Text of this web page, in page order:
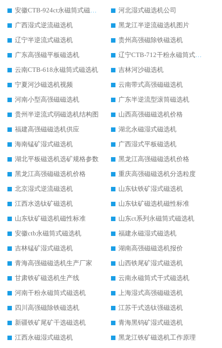
安徽CTB-924ct永磁筒式磁选机
河北湿式磁选机公司
广西湿式逆流磁选机
黑龙江半逆流磁选机图片
辽宁半逆流式磁选机
贵州高强磁除铁磁选机
广东高强磁平板磁选机
辽宁CTB-712干粉永磁筒式磁选机
云南CTB-618永磁筒式磁选机
吉林河沙磁选机
宁夏河沙磁选机视频
云南带式高强磁磁选机
河南小型高强磁磁选机
广东半逆流型滚筒磁选机
贵州半逆流式弱磁选机结构图
山西高强磁磁选机价格
福建高强磁磁选机供应
湖北永磁湿式磁选机
海南锰矿湿式磁选机
广西湿式平板磁选机
湖北平板磁选机选矿规格参数
黑龙江高强磁磁选机价格
黑龙江高强磁磁选机价格
重庆高强磁磁选机分选粒度
北京湿式逆流磁选机
山东钛铁矿湿式磁选机
江西水选钛矿磁选机
山东钛矿磁选机磁性标准
山东钛矿磁选机磁性标准
山东ct系列永磁筒式磁选机
安徽ctb永磁筒式磁选机
福建永磁湿式磁选机
吉林锰矿湿式磁选机
湖南高强磁磁选机报价
青海高强磁磁选机生产厂家
山西铁尾矿湿式磁选机
甘肃铁矿磁选机生产线
云南永磁筒式干式磁选机
河南干粉永磁筒式磁选机
上海湿式高强磁磁选机
四川高强磁除铁磁选机
江苏干式选钛强磁选机
新疆铁矿尾矿干选磁选机
青海黑钨矿湿式磁选机
江西永磁湿式磁选机
黑龙江铁矿磁选机工作原理